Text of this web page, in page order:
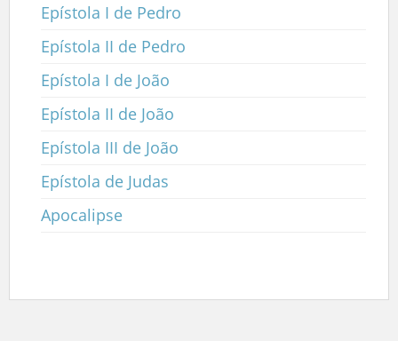
Epístola I de Pedro
Epístola II de Pedro
Epístola I de João
Epístola II de João
Epístola III de João
Epístola de Judas
Apocalipse